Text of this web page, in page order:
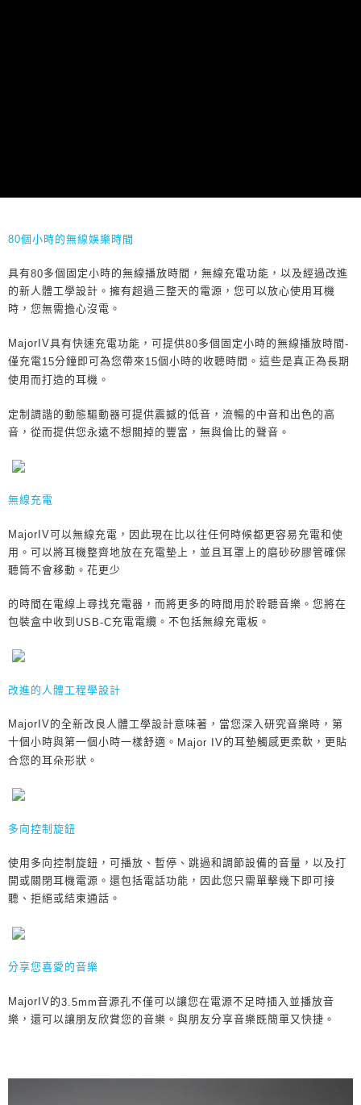
80個小時的無線娛樂時間
具有80多個固定小時的無線播放時間，無線充電功能，以及經過改進
的新人體工學設計。擁有超過三整天的電源，您可以放心使用耳機
時，您無需擔心沒電。
MajorIV具有快速充電功能，可提供80多個固定小時的無線播放時間-
僅充電 15分鐘即可為您帶來15個小時的收聽時間。這些是真正為長期
使用而打造的耳機。
定制調諧的動態驅動器可提供震撼的低音，流暢的中音和出色的高
音，從而提供您永遠不想關掉的豐富，無與倫比的聲音。
無線充電
MajorIV可以無線充電，因此現在比以往任何時候都更容易充電和使
用。可以將耳機整齊地放在充電墊上，並且耳罩上的磨砂矽膠管確保
聽筒不會移動。花更少
的時間在電線上尋找充電器，而將更多的時間用於聆聽音樂。您將在
包裝盒中收到 USB-C充電電纜。不包括無線充電板。
改進的人體工程學設計
MajorIV的全新改良人體工學設計意味著，當您深入研究音樂時，第
十個小時與第一個小時一樣舒適。 Major IV的耳墊觸感更柔軟，更貼
合您的耳朵形狀。
多向控制旋鈕
使用多向控制旋鈕，可播放、暫停、跳過和調節設備的音量，以及打
開或關閉耳機電源。還包括電話功能，因此您只需單擊幾下即可接
聽、拒絕或結束通話。
分享您喜愛的音樂
MajorIV的3.5mm音源孔不僅可以讓您在電源不足時插入並播放音
樂，還可以讓朋友欣賞您的音樂。與朋友分享音樂既簡單又快捷。